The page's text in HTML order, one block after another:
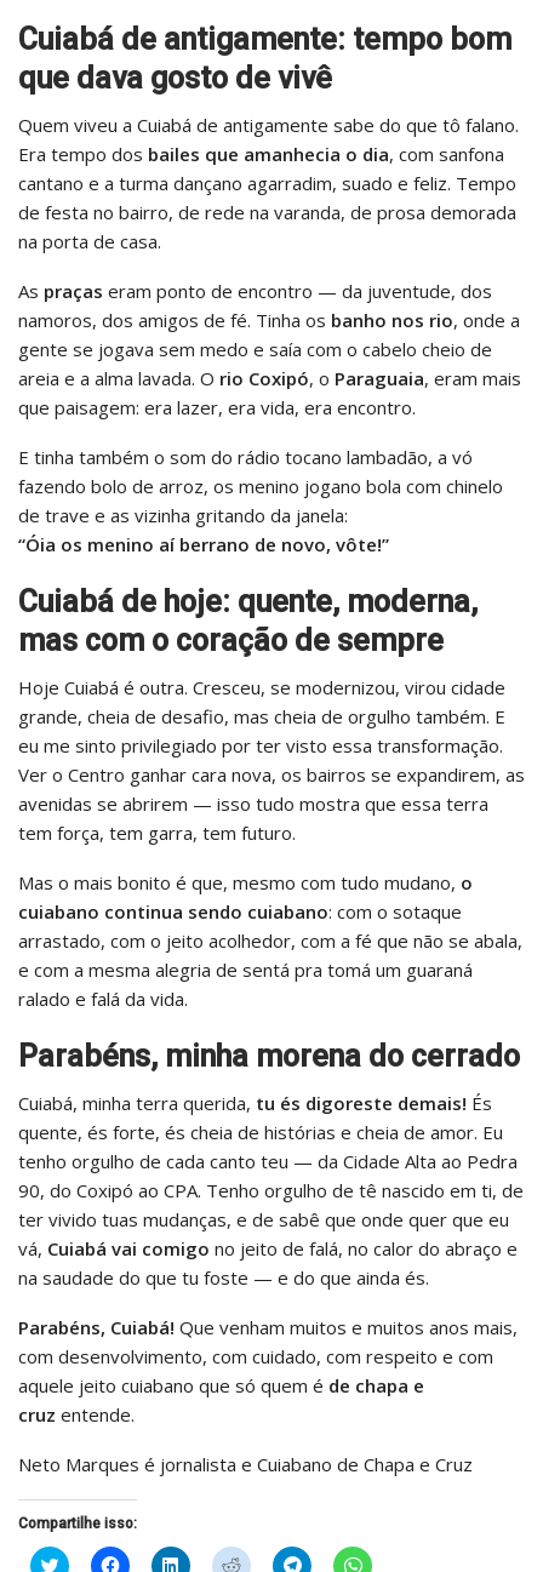
Cuiabá de antigamente: tempo bom
que dava gosto de vivê
Quem viveu a Cuiabá de antigamente sabe do que tô falano.
Era tempo dos bailes que amanhecia o dia, com sanfona
cantano e a turma dançano agarradim, suado e feliz. Tempo
de festa no bairro, de rede na varanda, de prosa demorada
na porta de casa.
As praças eram ponto de encontro — da juventude, dos
namoros, dos amigos de fé. Tinha os banho nos rio, onde a
gente se jogava sem medo e saía com o cabelo cheio de
areia e a alma lavada. O rio Coxipó, o Paraguaia, eram mais
que paisagem: era lazer, era vida, era encontro.
E tinha também o som do rádio tocano lambadão, a vó
fazendo bolo de arroz, os menino jogano bola com chinelo
de trave e as vizinha gritando da janela:
“Óia os menino aí berrano de novo, vôte!”
Cuiabá de hoje: quente, moderna,
mas com o coração de sempre
Hoje Cuiabá é outra. Cresceu, se modernizou, virou cidade
grande, cheia de desafio, mas cheia de orgulho também. E
eu me sinto privilegiado por ter visto essa transformação.
Ver o Centro ganhar cara nova, os bairros se expandirem, as
avenidas se abrirem — isso tudo mostra que essa terra
tem força, tem garra, tem futuro.
Mas o mais bonito é que, mesmo com tudo mudano, o
cuiabano continua sendo cuiabano: com o sotaque
arrastado, com o jeito acolhedor, com a fé que não se abala,
e com a mesma alegria de sentá pra tomá um guaraná
ralado e falá da vida.
Parabéns, minha morena do cerrado
Cuiabá, minha terra querida, tu és digoreste demais! És
quente, és forte, és cheia de histórias e cheia de amor. Eu
tenho orgulho de cada canto teu — da Cidade Alta ao Pedra
90, do Coxipó ao CPA. Tenho orgulho de tê nascido em ti, de
ter vivido tuas mudanças, e de sabê que onde quer que eu
vá, Cuiabá vai comigo no jeito de falá, no calor do abraço e
na saudade do que tu foste — e do que ainda és.
Parabéns, Cuiabá! Que venham muitos e muitos anos mais,
com desenvolvimento, com cuidado, com respeito e com
aquele jeito cuiabano que só quem é de chapa e
cruz entende.
Neto Marques é jornalista e Cuiabano de Chapa e Cruz
Compartilhe isso:
Clique Clique Clique Clique Clique Clique